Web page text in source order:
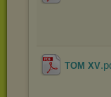
TOM XV